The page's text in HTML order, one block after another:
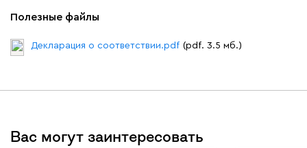
Полезные файлы
Декларация о соответствии.pdf (pdf. 3.5 мб.)
Вас могут заинтересовать